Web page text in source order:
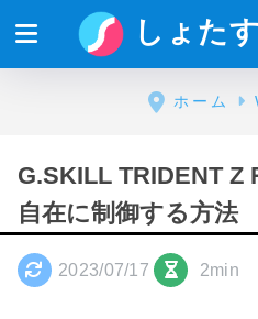
しょた
ホーム
G.SKILL TRIDENT Z
自在に制御する方法
2023/07/17 2min